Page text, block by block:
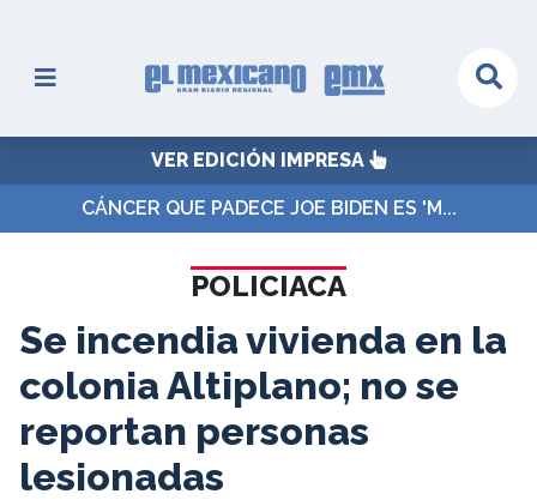
VER EDICIÓN IMPRESA
CÁNCER QUE PADECE JOE BIDEN ES 'M...
POLICIACA
Se incendia vivienda en la
colonia Altiplano; no se
reportan personas
lesionadas